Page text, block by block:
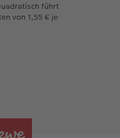
führt
von 1,55 € je